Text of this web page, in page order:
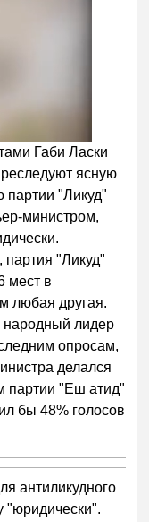
Габи Ласки
ясную
партии "Ликуд"
министром,
"Ликуд"
мест в
любая другая.
народный лидер
опросам,
делался
партии "Еш атид"
бы 48% голосов
антиликудного
"юридически".